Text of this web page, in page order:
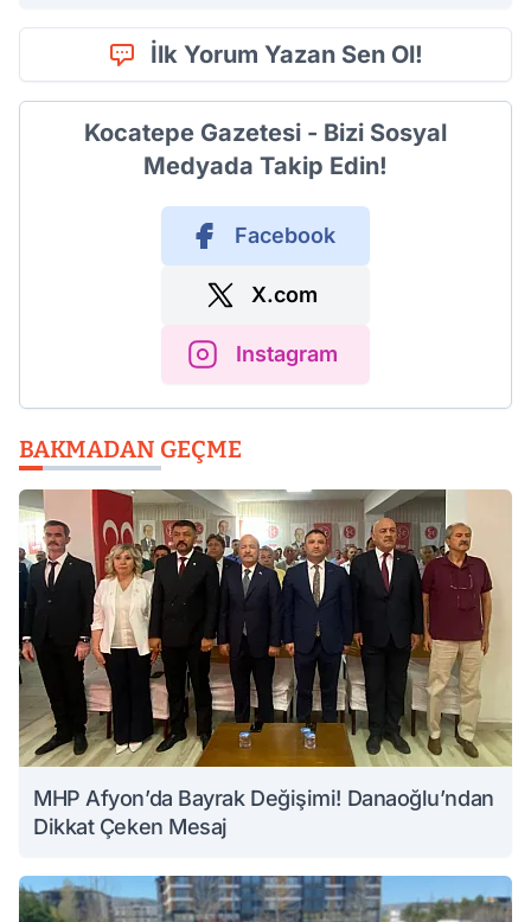
İlk Yorum Yazan Sen Ol!
Kocatepe Gazetesi - Bizi Sosyal
Medyada Takip Edin!
Facebook
X.com
Instagram
BAKMADAN GEÇME
MHP Afyon’da Bayrak Değişimi! Danaoğlu’ndan
Dikkat Çeken Mesaj